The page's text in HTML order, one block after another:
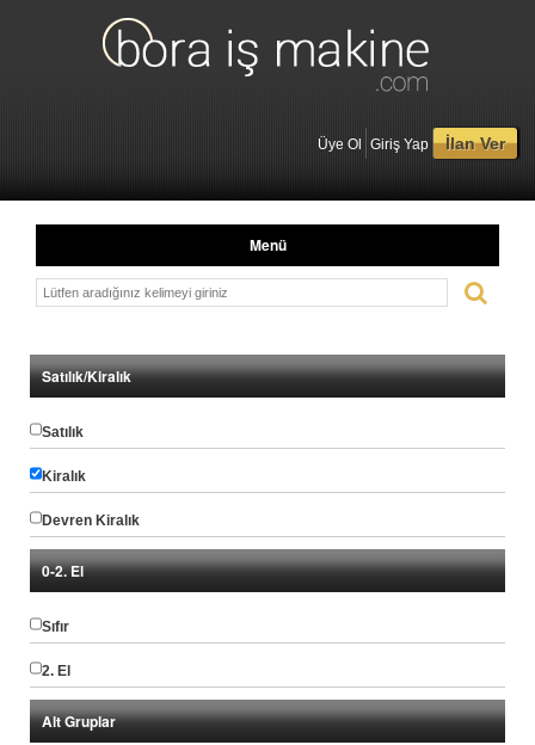
Üye Ol Giriş Yap İlan Ver
Menü
Satılık/Kiralık
Satılık
Kiralık
Devren Kiralık
0-2. El
Sıfır
2. El
Alt Gruplar